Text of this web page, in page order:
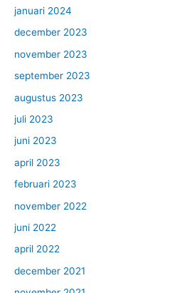
januari 2024
december 2023
november 2023
september 2023
augustus 2023
juli 2023
juni 2023
april 2023
februari 2023
november 2022
juni 2022
april 2022
december 2021